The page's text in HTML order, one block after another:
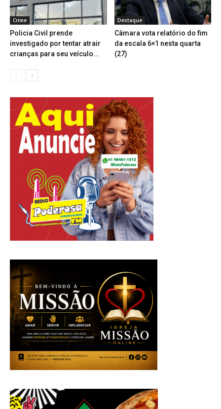
Crime
Policia Civil prende
investigado por tentar atrair
crianças para seu veículo...
Destaque
Câmara vota relatório do fim
da escala 6×1 nesta quarta
(27)